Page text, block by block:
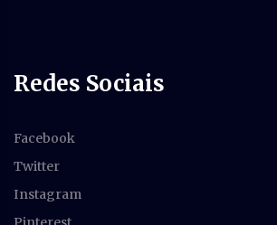
Redes Sociais
Facebook
Twitter
Instagram